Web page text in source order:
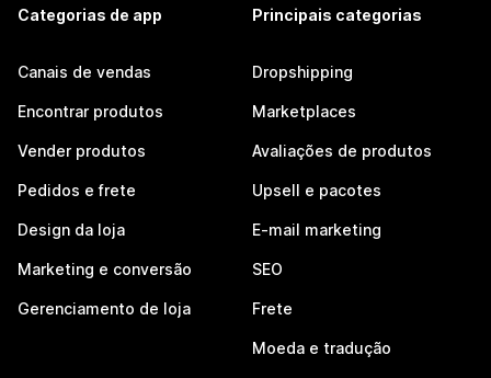
Categorias de app
Canais de vendas
Encontrar produtos
Vender produtos
Pedidos e frete
Design da loja
Marketing e conversão
Gerenciamento de loja
Principais categorias
Dropshipping
Marketplaces
Avaliações de produtos
Upsell e pacotes
E-mail marketing
SEO
Frete
Moeda e tradução